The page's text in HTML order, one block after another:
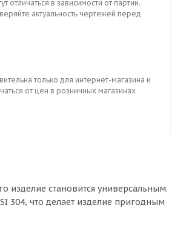
отличаться в зависимости от партии.
актуальность чертежей перед
только для интернет-магазина и
от цен в розничных магазинах
изделие становится универсальным.
304, что делает изделие пригодным